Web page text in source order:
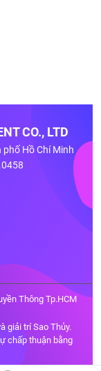
CO., LTD
Hồ Chí Minh
Thông Tp.HCM
giải trí Sao Thủy.
chấp thuận bằng